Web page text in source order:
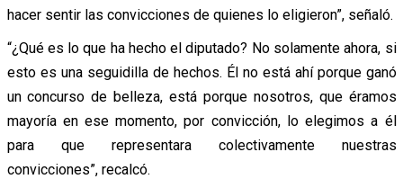
hacer sentir las convicciones de quienes lo eligieron”, señaló.
“¿Qué es lo que ha hecho el diputado? No solamente ahora, si
esto es una seguidilla de hechos. Él no está ahí porque ganó
un concurso de belleza, está porque nosotros, que éramos
mayoría en ese momento, por convicción, lo elegimos a él
para que representara colectivamente nuestras
convicciones”, recalcó.